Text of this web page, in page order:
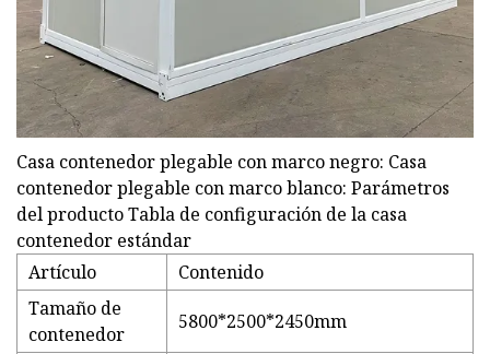
Casa contenedor plegable con marco negro: Casa
contenedor plegable con marco blanco: Parámetros
del producto Tabla de configuración de la casa
contenedor estándar
Artículo
Contenido
Tamaño de
contenedor
5800*2500*2450mm